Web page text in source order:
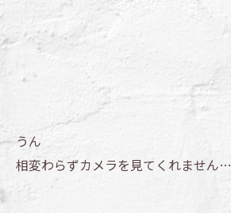
うん
相変わらずカメラを見てくれません…